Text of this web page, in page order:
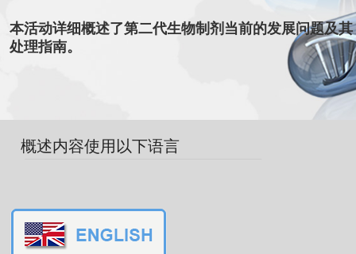
本活动详细概述了第二代生物制剂当前的发展问题及其
处理指南。
概述内容使用以下语言